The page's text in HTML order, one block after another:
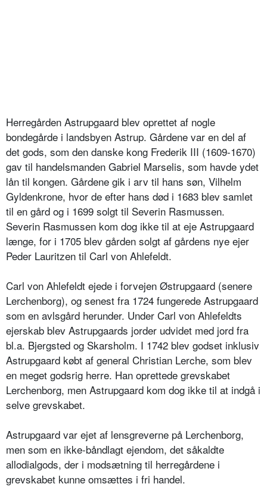
Herregården Astrupgaard blev oprettet af nogle
bondegårde i landsbyen Astrup. Gårdene var en del af
det gods, som den danske kong Frederik III (1609-1670)
gav til handelsmanden Gabriel Marselis, som havde ydet
lån til kongen. Gårdene gik i arv til hans søn, Vilhelm
Gyldenkrone, hvor de efter hans død i 1683 blev samlet
til en gård og i 1699 solgt til Severin Rasmussen.
Severin Rasmussen kom dog ikke til at eje Astrupgaard
længe, for i 1705 blev gården solgt af gårdens nye ejer
Peder Lauritzen til Carl von Ahlefeldt.
Carl von Ahlefeldt ejede i forvejen Østrupgaard (senere
Lerchenborg), og senest fra 1724 fungerede Astrupgaard
som en avlsgård herunder. Under Carl von Ahlefeldts
ejerskab blev Astrupgaards jorder udvidet med jord fra
bl.a. Bjergsted og Skarsholm. I 1742 blev godset inklusiv
Astrupgaard købt af general Christian Lerche, som blev
en meget godsrig herre. Han oprettede grevskabet
Lerchenborg, men Astrupgaard kom dog ikke til at indgå i
selve grevskabet.
Astrupgaard var ejet af lensgreverne på Lerchenborg,
men som en ikke-båndlagt ejendom, det såkaldte
allodialgods, der i modsætning til herregårdene i
grevskabet kunne omsættes i fri handel.